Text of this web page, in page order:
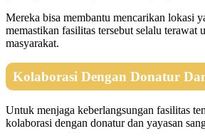
Mereka bisa membantu mencarikan lokasi
memastikan fasilitas tersebut selalu terawat
masyarakat.
Kolaborasi Dengan Donatur
Untuk menjaga keberlangsungan fasilitas
kolaborasi dengan donatur dan yayasan